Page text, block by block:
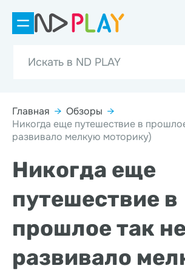
Главная → Обзоры →
Никогда еще путешествие в
развивало мелкую моторику)
Никогда еще
путешествие в
прошлое так не
развивало